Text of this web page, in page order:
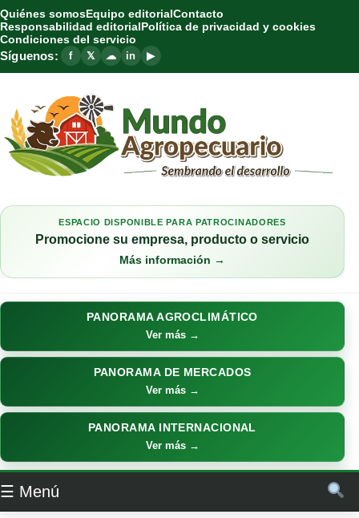
Quiénes somosEquipo editorialContacto
Responsabilidad editorialPolítica de privacidad y cookies
Condiciones del servicio
Síguenos: f 𝕏 ☁ in ▶
ESPACIO DISPONIBLE PARA PATROCINADORES
Promocione su empresa, producto o servicio
Más información →
PANORAMA AGROCLIMÁTICO
Ver más →
PANORAMA DE MERCADOS
Ver más →
PANORAMA INTERNACIONAL
Ver más →
☰ Menú